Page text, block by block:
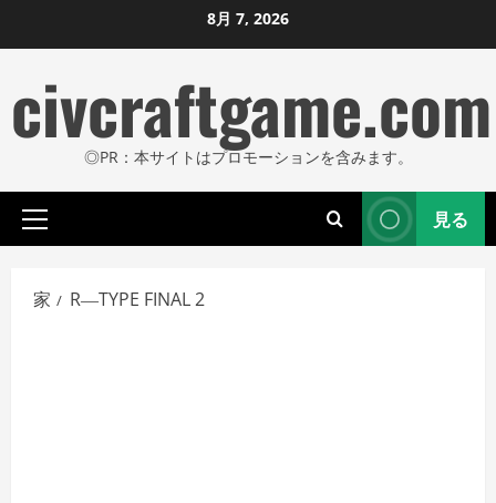
ン
ン
ツ
ス
ッ
8月 7, 2026
civcraftgame.com
◎PR：本サイトはプロモーションを含みます。
プ
イ
マ
見る
家 R―TYPE FINAL 2